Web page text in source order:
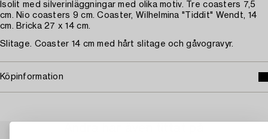
Isolit med silverinläggningar med olika motiv. Tre coasters 7,5
cm. Nio coasters 9 cm. Coaster, Wilhelmina "Tiddit" Wendt, 14
cm. Bricka 27 x 14 cm.
Slitage. Coaster 14 cm med hårt slitage och gåvogravyr.
Köpinformation